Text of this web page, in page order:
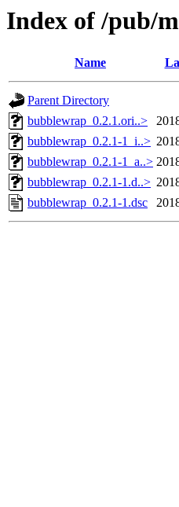
Index of /pub/
Name
Parent Directory
bubblewrap_0.2.1.ori..>
bubblewrap_0.2.1-1_i..>
bubblewrap_0.2.1-1_a..>
bubblewrap_0.2.1-1.d..>
bubblewrap_0.2.1-1.dsc